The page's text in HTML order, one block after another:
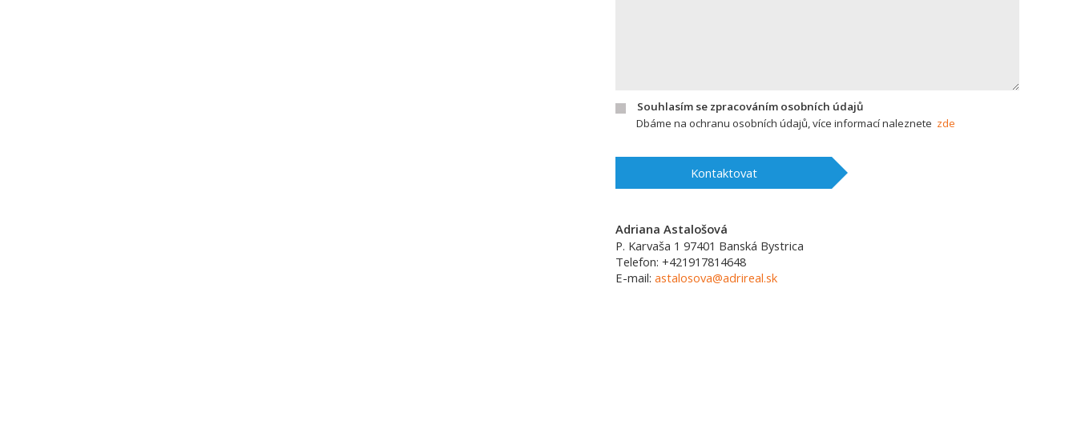
Souhlasím se zpracováním osobních údajů
Dbáme na ochranu osobních údajů, více informací naleznete zde
Kontaktovat
Adriana Astalošová
P. Karvaša 1 97401 Banská Bystrica
Telefon: +421917814648
E-mail: astalosova@adrireal.sk